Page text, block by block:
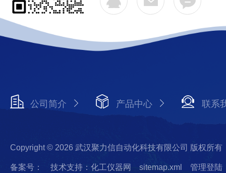
公司简介 产品中心 联系
Copyright © 2026 武汉聚力信自动化科技有限公司 版权所有
备案号： 技术支持：化工仪器网 sitemap.xml 管理登陆